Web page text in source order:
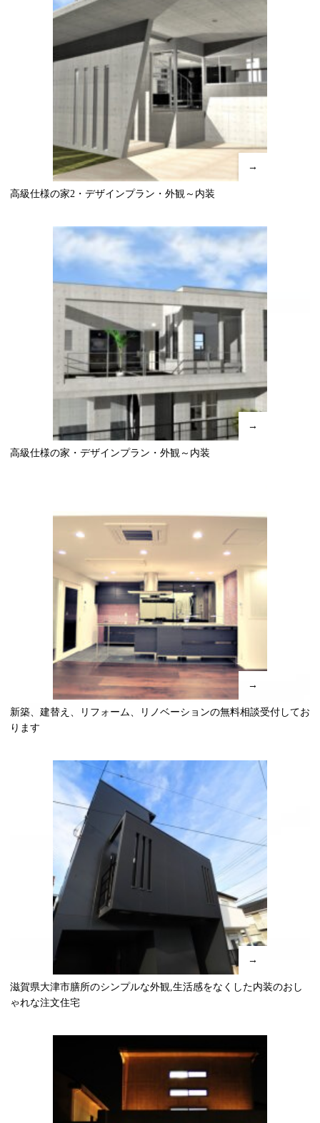
→
高級仕様の家2・デザインプラン・外観～内装
→
高級仕様の家・デザインプラン・外観～内装
→
新築、建替え、リフォーム、リノベーションの無料相談受付してお
ります
→
滋賀県大津市膳所のシンプルな外観,生活感をなくした内装のおし
ゃれな注文住宅